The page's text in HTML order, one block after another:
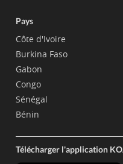
Pays
Côte d'Ivoire
Burkina Faso
Gabon
Congo
Sénégal
Bénin
Télécharger l'application